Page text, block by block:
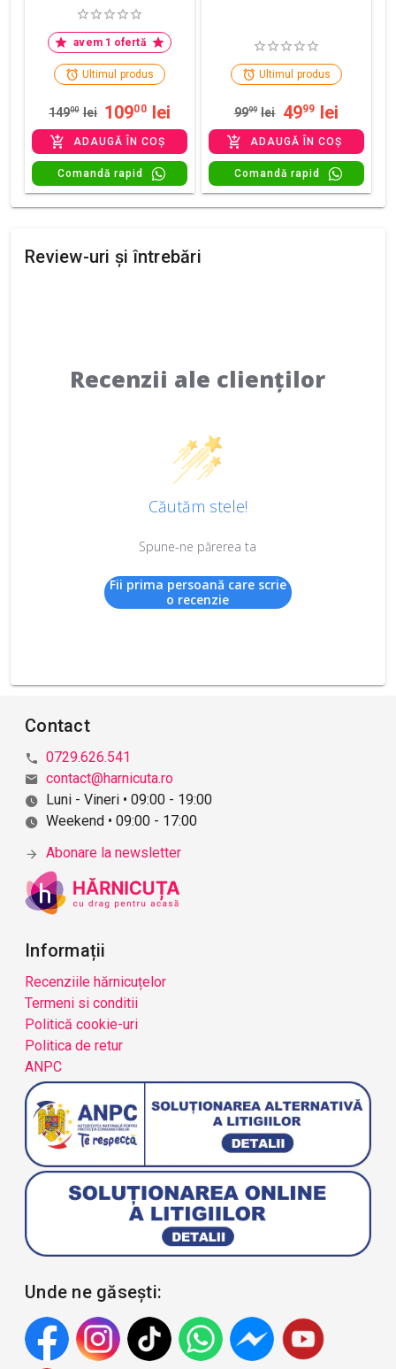
avem 1 ofertă
Ultimul produs
14900 lei 10900 lei
ADAUGĂ ÎN COȘ
Comandă rapid
Ultimul produs
9999 lei 4999 lei
ADAUGĂ ÎN COȘ
Comandă rapid
Review-uri și întrebări
Recenzii ale clienților
Căutăm stele!
Spune-ne părerea ta
Fii prima persoană care scrie
o recenzie
Contact
0729.626.541
contact@harnicuta.ro
Luni - Vineri • 09:00 - 19:00
Weekend • 09:00 - 17:00
Abonare la newsletter
Informații
Recenziile hărnicuțelor
Termeni si conditii
Politică cookie-uri
Politica de retur
ANPC
Unde ne găsești: